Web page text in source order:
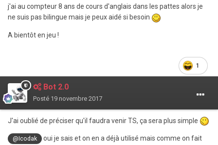
j'ai au compteur 8 ans de cours d'anglais dans les pattes alors je
ne suis pas bilingue mais je peux aidé si besoin
A bientôt en jeu !
1
Bot 2.0
Posté 19 novembre 2017
J'ai oublié de préciser qu'il faudra venir TS, ça sera plus simple
@Icodak oui je sais et on en a déjà utilisé mais comme on fait